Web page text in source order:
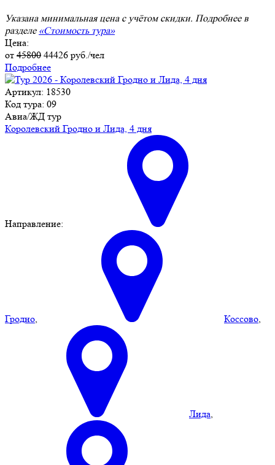
Указана минимальная цена с учётом скидки. Подробнее в
разделе «Стоимость тура»
Цена:
от 45800 44426 руб./чел
Подробнее
Артикул: 18530
Код тура: 09
Авиа/ЖД тур
Королевский Гродно и Лида, 4 дня
Направление:
Гродно, Коссово,
Лида,